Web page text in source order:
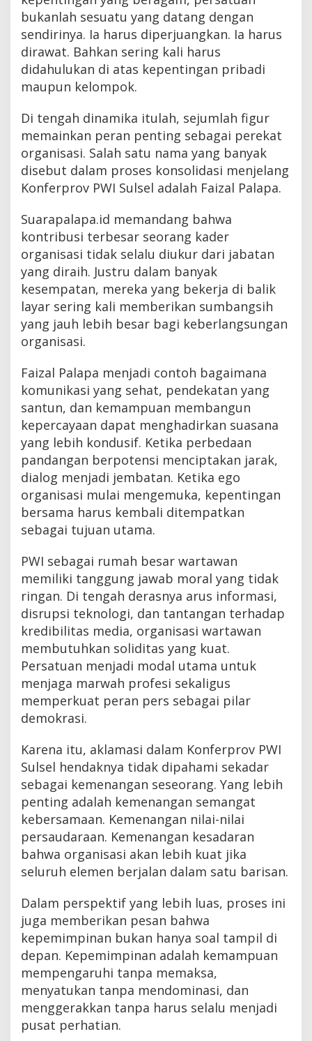
bukanlah sesuatu yang datang dengan
sendirinya. Ia harus diperjuangkan. Ia harus
dirawat. Bahkan sering kali harus
didahulukan di atas kepentingan pribadi
maupun kelompok.
Di tengah dinamika itulah, sejumlah figur
memainkan peran penting sebagai perekat
organisasi. Salah satu nama yang banyak
disebut dalam proses konsolidasi menjelang
Konferprov PWI Sulsel adalah Faizal Palapa.
Suarapalapa.id memandang bahwa
kontribusi terbesar seorang kader
organisasi tidak selalu diukur dari jabatan
yang diraih. Justru dalam banyak
kesempatan, mereka yang bekerja di balik
layar sering kali memberikan sumbangsih
yang jauh lebih besar bagi keberlangsungan
organisasi.
Faizal Palapa menjadi contoh bagaimana
komunikasi yang sehat, pendekatan yang
santun, dan kemampuan membangun
kepercayaan dapat menghadirkan suasana
yang lebih kondusif. Ketika perbedaan
pandangan berpotensi menciptakan jarak,
dialog menjadi jembatan. Ketika ego
organisasi mulai mengemuka, kepentingan
bersama harus kembali ditempatkan
sebagai tujuan utama.
PWI sebagai rumah besar wartawan
memiliki tanggung jawab moral yang tidak
ringan. Di tengah derasnya arus informasi,
disrupsi teknologi, dan tantangan terhadap
kredibilitas media, organisasi wartawan
membutuhkan soliditas yang kuat.
Persatuan menjadi modal utama untuk
menjaga marwah profesi sekaligus
memperkuat peran pers sebagai pilar
demokrasi.
Karena itu, aklamasi dalam Konferprov PWI
Sulsel hendaknya tidak dipahami sekadar
sebagai kemenangan seseorang. Yang lebih
penting adalah kemenangan semangat
kebersamaan. Kemenangan nilai-nilai
persaudaraan. Kemenangan kesadaran
bahwa organisasi akan lebih kuat jika
seluruh elemen berjalan dalam satu barisan.
Dalam perspektif yang lebih luas, proses ini
juga memberikan pesan bahwa
kepemimpinan bukan hanya soal tampil di
depan. Kepemimpinan adalah kemampuan
mempengaruhi tanpa memaksa,
menyatukan tanpa mendominasi, dan
menggerakkan tanpa harus selalu menjadi
pusat perhatian.